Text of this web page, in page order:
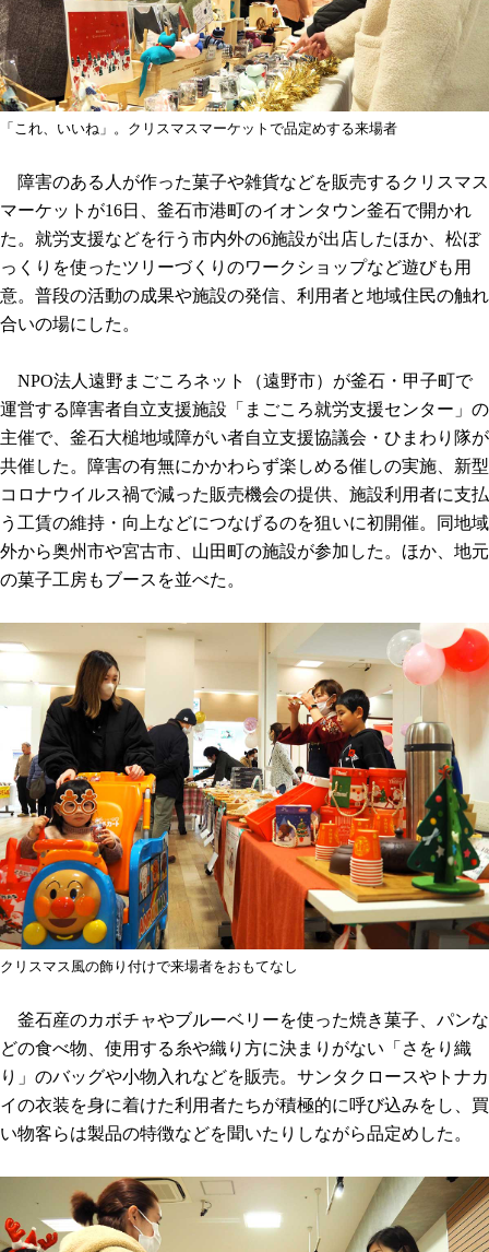
「これ、いいね」。クリスマスマーケットで品定めする来場者
障害のある人が作った菓子や雑貨などを販売するクリスマス
マーケットが16日、釜石市港町のイオンタウン釜石で開かれ
た。就労支援などを行う市内外の6施設が出店したほか、松ぼ
っくりを使ったツリーづくりのワークショップなど遊びも用
意。普段の活動の成果や施設の発信、利用者と地域住民の触れ
合いの場にした。
NPO法人遠野まごころネット（遠野市）が釜石・甲子町で
運営する障害者自立支援施設「まごころ就労支援センター」の
主催で、釜石大槌地域障がい者自立支援協議会・ひまわり隊が
共催した。障害の有無にかかわらず楽しめる催しの実施、新型
コロナウイルス禍で減った販売機会の提供、施設利用者に支払
う工賃の維持・向上などにつなげるのを狙いに初開催。同地域
外から奥州市や宮古市、山田町の施設が参加した。ほか、地元
の菓子工房もブースを並べた。
クリスマス風の飾り付けで来場者をおもてなし
釜石産のカボチャやブルーベリーを使った焼き菓子、パンな
どの食べ物、使用する糸や織り方に決まりがない「さをり織
り」のバッグや小物入れなどを販売。サンタクロースやトナカ
イの衣装を身に着けた利用者たちが積極的に呼び込みをし、買
い物客らは製品の特徴などを聞いたりしながら品定めした。